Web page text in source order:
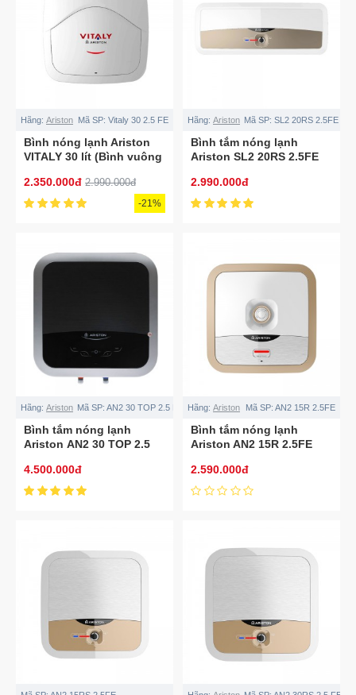
Hãng: Ariston Mã SP: Vitaly 30 2.5 FE
Bình nóng lạnh Ariston
VITALY 30 lít (Bình vuông
2.350.000đ 2.990.000đ
-21%
Hãng: Ariston Mã SP: SL2 20RS 2.5FE
Bình tắm nóng lạnh
Ariston SL2 20RS 2.5FE
2.990.000đ
Hãng: Ariston Mã SP: AN2 30 TOP 2.5 FE
Bình tắm nóng lạnh
Ariston AN2 30 TOP 2.5
4.500.000đ
Hãng: Ariston Mã SP: AN2 15R 2.5FE
Bình tắm nóng lạnh
Ariston AN2 15R 2.5FE
2.590.000đ